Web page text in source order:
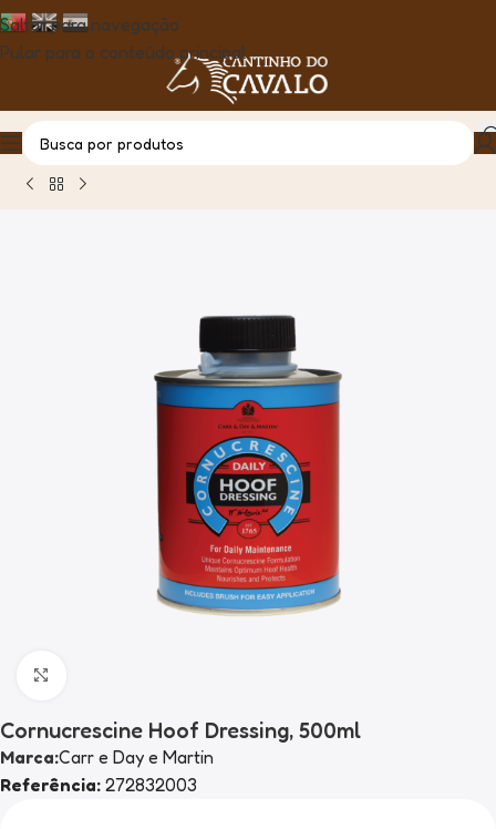
Saltar para navegação
Pular para o conteúdo principal
Casa Produto Cornucrescine Hoof Dressing, 500ml
Cornucrescine Hoof Dressing, 500ml
Marca:Carr e Day e Martin
Referência: 272832003